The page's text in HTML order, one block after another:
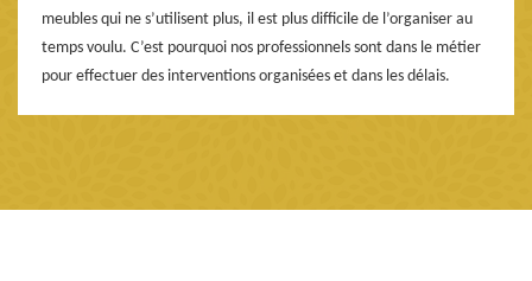
meubles qui ne s’utilisent plus, il est plus difficile de l’organiser au
temps voulu. C’est pourquoi nos professionnels sont dans le métier
pour effectuer des interventions organisées et dans les délais.